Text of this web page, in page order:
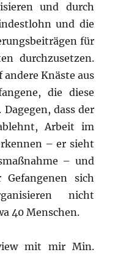
und durch
und die
für
durchzusetzen.
Knäste aus
die diese
dass der
Arbeit im
– er sieht
– und
sich
nicht
40 Menschen.
mit mir Min.